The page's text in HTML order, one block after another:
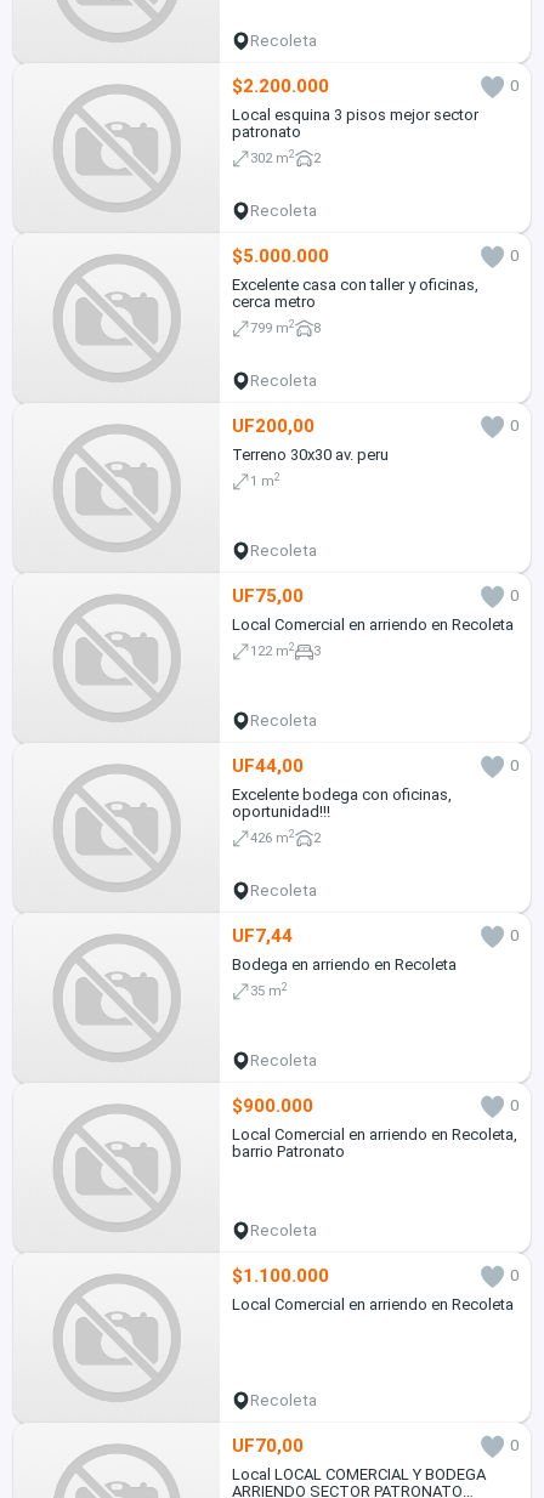
Recoleta
$2.200.000
0
Local esquina 3 pisos mejor sector
patronato
302 m2 2
Recoleta
$5.000.000
0
Excelente casa con taller y oficinas,
cerca metro
799 m2 8
Recoleta
UF200,00
0
Terreno 30x30 av. peru
1 m2
Recoleta
UF75,00
0
Local Comercial en arriendo en Recoleta
122 m2 3
Recoleta
UF44,00
0
Excelente bodega con oficinas,
oportunidad!!!
426 m2 2
Recoleta
UF7,44
0
Bodega en arriendo en Recoleta
35 m2
Recoleta
$900.000
0
Local Comercial en arriendo en Recoleta,
barrio Patronato
Recoleta
$1.100.000
0
Local Comercial en arriendo en Recoleta
Recoleta
UF70,00
0
Local LOCAL COMERCIAL Y BODEGA
ARRIENDO SECTOR PATRONATO